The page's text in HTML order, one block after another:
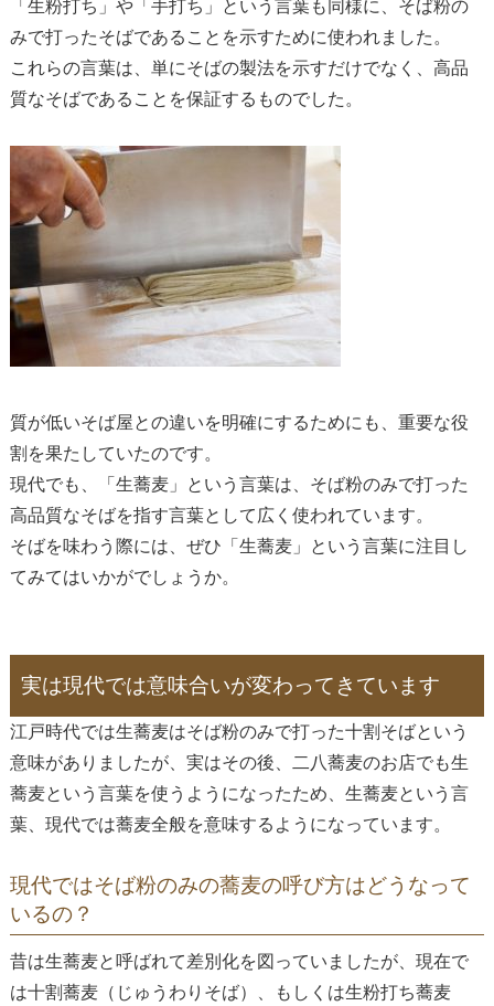
「生粉打ち」や「手打ち」という言葉も同様に、そば粉の
みで打ったそばであることを示すために使われました。
これらの言葉は、単にそばの製法を示すだけでなく、高品
質なそばであることを保証するものでした。
質が低いそば屋との違いを明確にするためにも、重要な役
割を果たしていたのです。
現代でも、「生蕎麦」という言葉は、そば粉のみで打った
高品質なそばを指す言葉として広く使われています。
そばを味わう際には、ぜひ「生蕎麦」という言葉に注目し
てみてはいかがでしょうか。
実は現代では意味合いが変わってきています
江戸時代では生蕎麦はそば粉のみで打った十割そばという
意味がありましたが、実はその後、二八蕎麦のお店でも生
蕎麦という言葉を使うようになったため、生蕎麦という言
葉、現代では蕎麦全般を意味するようになっています。
現代ではそば粉のみの蕎麦の呼び方はどうなって
いるの？
昔は生蕎麦と呼ばれて差別化を図っていましたが、現在で
は十割蕎麦（じゅうわりそば）、もしくは生粉打ち蕎麦